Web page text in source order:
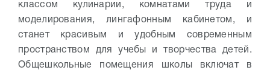
классом кулинарии, комнатами труда и
моделирования, лингафонным кабинетом, и
станет красивым и удобным современным
пространством для учебы и творчества детей.
Общешкольные помещения школы включат в